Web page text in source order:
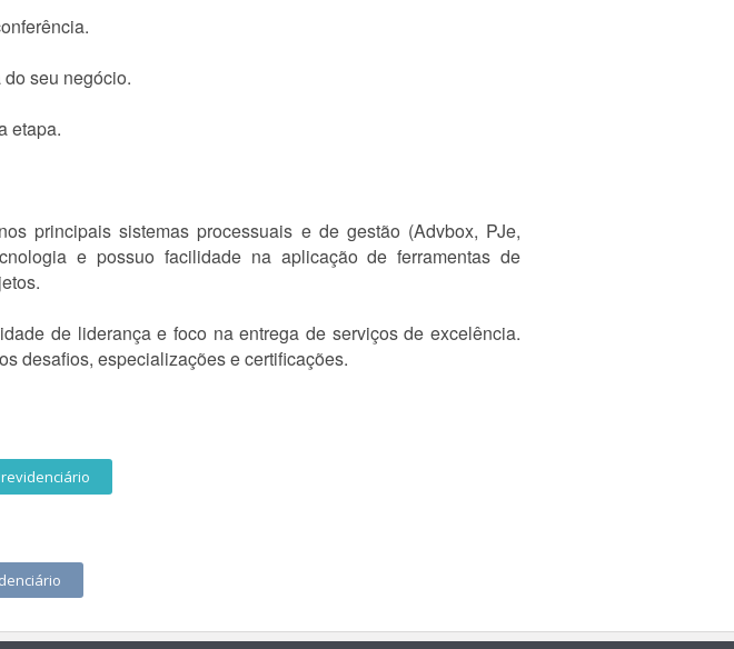
seu negócio.
etapa.
principais sistemas processuais e de gestão (Advbox, PJe,
e possuo facilidade na aplicação de ferramentas de
de liderança e foco na entrega de serviços de excelência.
desafios, especializações e certificações.